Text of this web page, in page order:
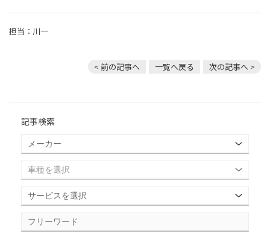
担当：川一
< 前の記事へ 一覧へ戻る 次の記事へ >
記事検索